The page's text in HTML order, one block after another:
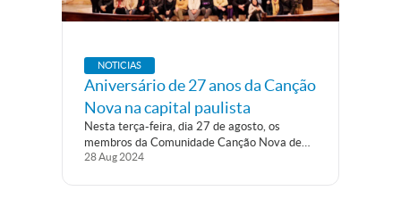
NOTICIAS
Aniversário de 27 anos da Canção
Nova na capital paulista
Nesta terça-feira, dia 27 de agosto, os
membros da Comunidade Canção Nova de
São Paulo participaram de uma missa em
28Aug 2024